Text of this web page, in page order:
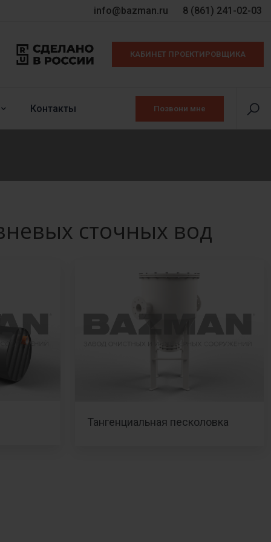
info@bazman.ru 8 (861) 241-02-03
КАБИНЕТ ПРОЕКТИРОВЩИКА
Контакты Позвони мне
сточных вод
Тангенциальная песколовка